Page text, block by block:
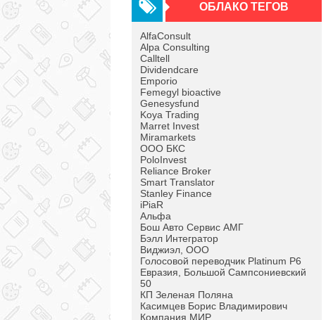
ОБЛАКО ТЕГОВ
AlfaConsult
Alpa Consulting
Calltell
Dividendcare
Emporio
Femegyl bioactive
Genesysfund
Koya Trading
Marret Invest
Miramarkets
OOO БКС
PoloInvest
Reliance Broker
Smart Translator
Stanley Finance
iPiaR
Альфа
Бош Авто Сервис АМГ
Бэлл Интегратор
Виджиэл, ООО
Голосовой переводчик Platinum P6
Евразия, Большой Сампсониевский
50
КП Зеленая Поляна
Касимцев Борис Владимирович
Компания МИР